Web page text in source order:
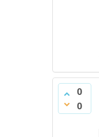
0
0